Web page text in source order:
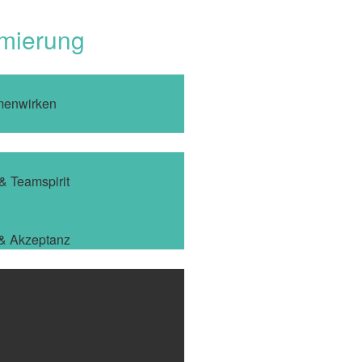
Teamspirit
Akzeptanz